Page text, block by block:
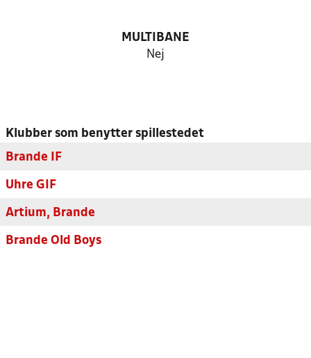
MULTIBANE
Nej
Klubber som benytter spillestedet
Brande IF
Uhre GIF
Artium, Brande
Brande Old Boys